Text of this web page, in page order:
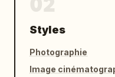
Styles
Photographie